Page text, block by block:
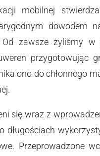
mobilnej
dowodem
zawsze żyliśmy
przygotowując
ono do chłonnego
się wraz z
długościach
Przeprowadzone